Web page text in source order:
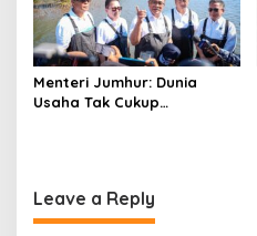
Menteri Jumhur: Dunia
Usaha Tak Cukup
Leave a Reply